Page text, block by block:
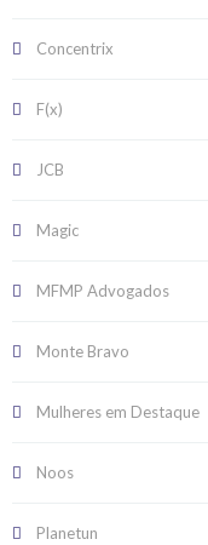
Concentrix
F(x)
JCB
Magic
MFMP Advogados
Monte Bravo
Mulheres em Destaque
Noos
Planetun